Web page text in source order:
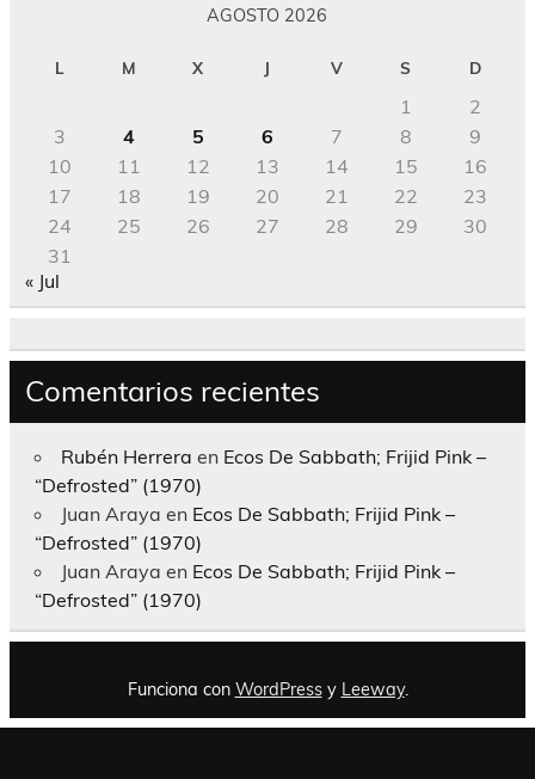
AGOSTO 2026
L M X J V S D
1
2
3
4 5 6 7 8
9
10
11 12 13 14 15
16
17
18 19 20 21 22
23
24
25 26 27 28 29
30
31
« Jul
Comentarios recientes
Rubén Herrera en Ecos De Sabbath; Frijid Pink –
“Defrosted” (1970)
Juan Araya en Ecos De Sabbath; Frijid Pink –
“Defrosted” (1970)
Juan Araya en Ecos De Sabbath; Frijid Pink –
“Defrosted” (1970)
Funciona con WordPressy Leeway.